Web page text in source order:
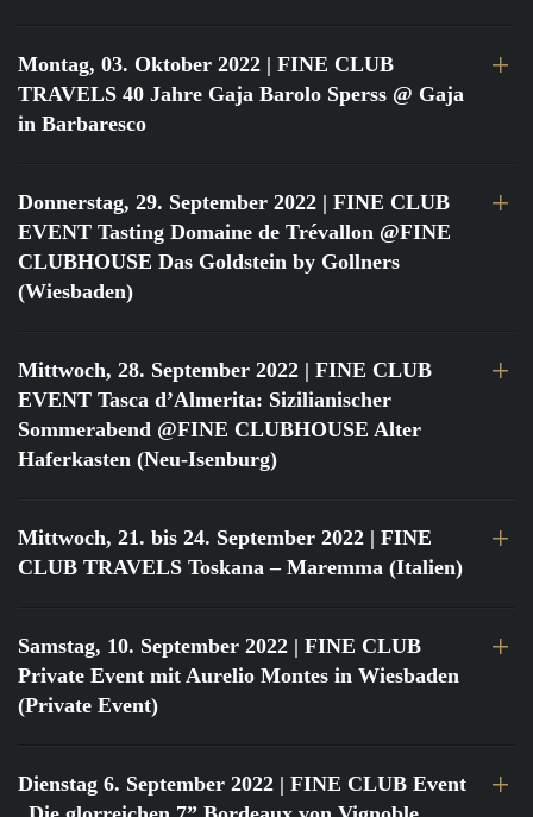
Montag, 03. Oktober 2022 | FINE CLUB
TRAVELS 40 Jahre Gaja Barolo Sperss @ Gaja
in Barbaresco
Donnerstag, 29. September 2022 | FINE CLUB
EVENT Tasting Domaine de Trévallon @FINE
CLUBHOUSE Das Goldstein by Gollners
(Wiesbaden)
Mittwoch, 28. September 2022 | FINE CLUB
EVENT Tasca d’Almerita: Sizilianischer
Sommerabend @FINE CLUBHOUSE Alter
Haferkasten (Neu-Isenburg)
Mittwoch, 21. bis 24. September 2022 | FINE
CLUB TRAVELS Toskana – Maremma (Italien)
Samstag, 10. September 2022 | FINE CLUB
Private Event mit Aurelio Montes in Wiesbaden
(Private Event)
Dienstag 6. September 2022 | FINE CLUB Event